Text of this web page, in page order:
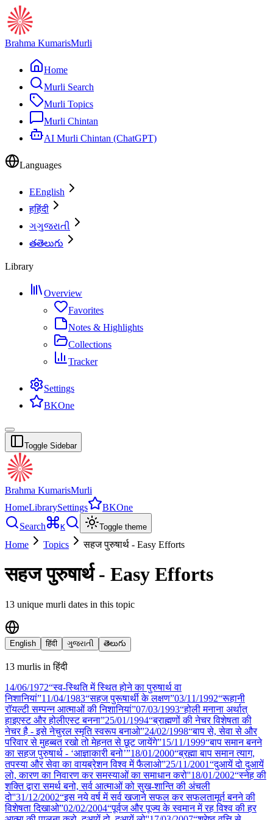
Brahma KumarisMurli
Home
Murli Search
Murli Topics
Murli Chintan
AI Murli Chintan (ChatGPT)
Languages
EEnglish
हहिंदी
ગગુજરાતી
తతెలుగు
Library
Overview
Favorites
Notes & Highlights
Collections
Tracker
Settings
BKOne
Toggle Sidebar
Brahma KumarisMurli
HomeLibrarySettings
BKOne
Search
K Toggle theme
Home Topics सहज पुरुषार्थ - Easy Efforts
सहज पुरुषार्थ - Easy Efforts
13 unique murli dates in this topic
English हिंदी ગુજરાતી తెలుగు
13 murlis inहिंदी
14/06/1972“स्व-स्थिति में स्थित होने का पुरुषार्थ वा
निशानियां”11/04/1983“सहज पुरूषार्थी के लक्षण”03/11/1992“रूहानी
रॉयल्टी सम्पन्न आत्माओं की निशानियां”07/03/1993“होली मनाना अर्थात्
हाइएस्ट और होलीएस्ट बनना”25/01/1994“ब्राह्मणों की नेचर विशेषता की
नेचर है - इसे नेचुरल स्मृति स्वरूप बनाओ”24/02/1998“बाप से, सेवा से और
परिवार से मुहब्बत रखो तो मेहनत से छूट जायेंगे”15/11/1999“बाप समान बनने
का सहज पुरुषार्थ - ‘आज्ञाकारी बनो’”18/01/2000“ब्रह्मा बाप समान त्याग,
तपस्या और सेवा का वायब्रेशन विश्व में फैलाओ”25/11/2001“दुआयें दो दुआयें
लो, कारण का निवारण कर समस्याओं का समाधान करो''18/01/2002“स्नेह की
शक्ति द्वारा समर्थ बनो, सर्व आत्माओं को सुख-शान्ति की अंचली
दो''31/12/2002“इस नये वर्ष में सर्व खजाने सफल कर सफलतामूर्त बनने की
विशेषता दिखाओ”02/02/2004“पूर्वज और पूज्य के स्वमान में रह विश्व की हर